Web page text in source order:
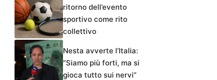
ritorno dell’evento
sportivo come rito
collettivo
Nesta avverte l’Italia:
“Siamo più forti, ma si
gioca tutto sui nervi”